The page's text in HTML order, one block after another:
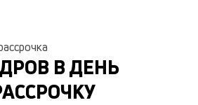
без черноты
срочно
В ДЕНЬ